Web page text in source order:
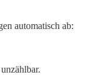
automatisch ab: